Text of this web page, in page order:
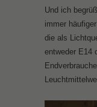
Und ich
immer
die als
entweder E14